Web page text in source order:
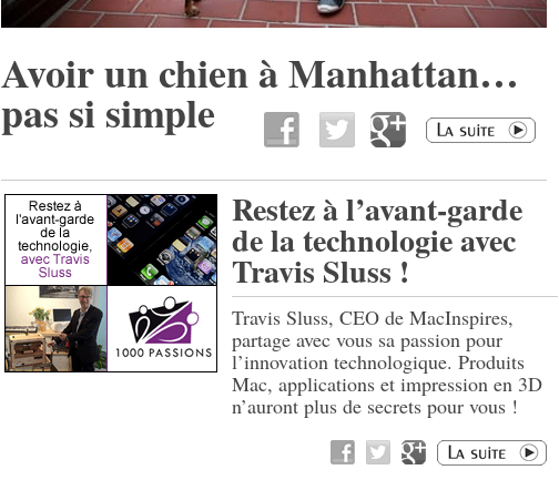
Avoir un chien à Manhattan…
pas si simple
Restez à l’avant-garde
de la technologie avec
Travis Sluss !
Travis Sluss, CEO de MacInspires,
partage avec vous sa passion pour
l’innovation technologique. Produits
Mac, applications et impression en 3D
n’auront plus de secrets pour vous !